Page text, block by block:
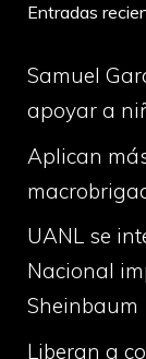
Entradas
Samuel
apoyar a
Aplican
UANL se
Nacional
Sheinbaum
Liberan a